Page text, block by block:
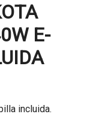
E-
incluida.